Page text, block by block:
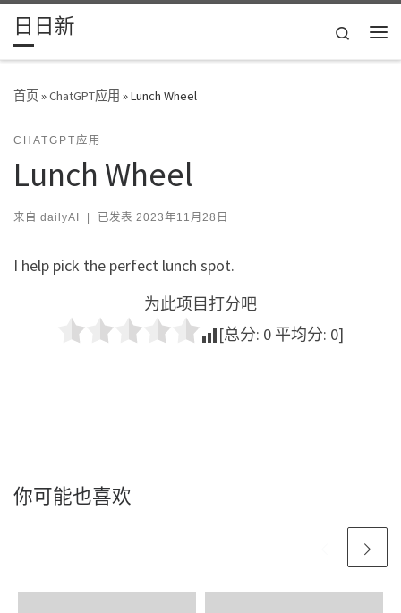
Skip to content
日日新
Search
首页»ChatGPT应用 »Lunch Wheel
CHATGPT应用
Lunch Wheel
来自 dailyAI | 已发表 2023年11月28日
I help pick the perfect lunch spot.
为此项目打分吧
[总分: 0 平均分: 0]
你可能也喜欢